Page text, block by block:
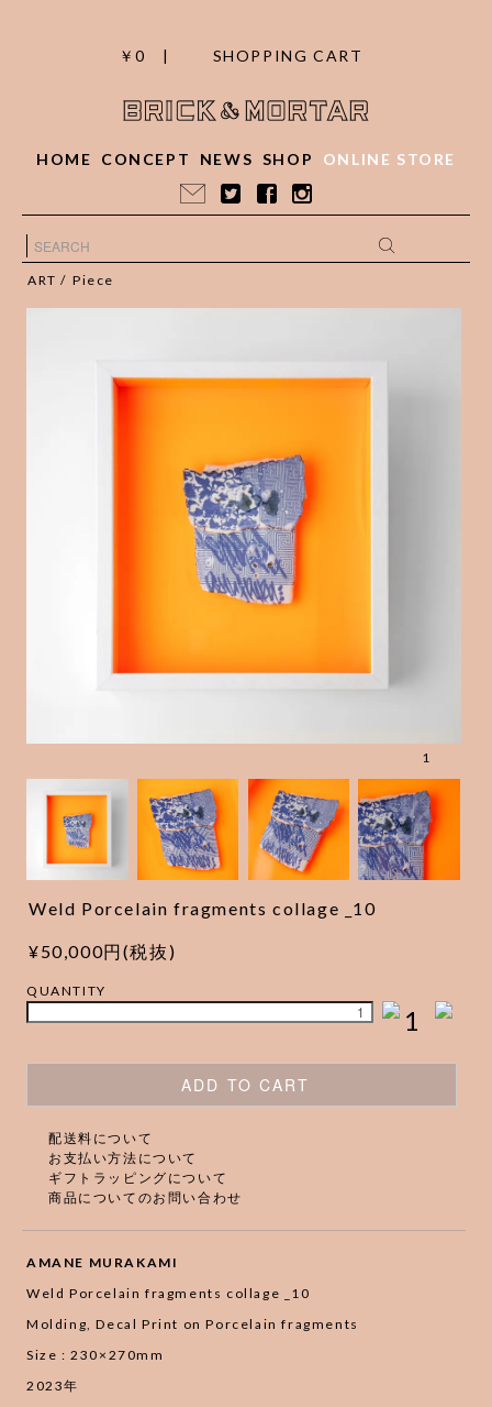
￥0 | SHOPPING CART
HOME CONCEPT NEWS SHOP ONLINE STORE
ART / Piece
1
Weld Porcelain fragments collage _10
¥50,000円(税抜)
QUANTITY
1
ADD TO CART
配送料について
お支払い方法について
ギフトラッピングについて
商品についてのお問い合わせ
AMANE MURAKAMI
Weld Porcelain fragments collage _10
Molding, Decal Print on Porcelain fragments
Size : 230×270mm
2023年